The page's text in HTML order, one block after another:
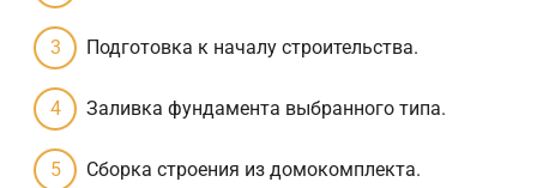
Подготовка к началу строительства.
Заливка фундамента выбранного типа.
Сборка строения из домокомплекта.